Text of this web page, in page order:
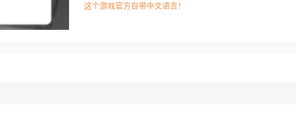
这个游戏官方自带中文语言！